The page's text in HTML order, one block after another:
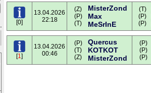
[0]
13.04.2026
22:18
(Z)
(P)
(T)
MisterZond
Max
MeSrInE
(T)
(P)
(P)
[1]
13.04.2026
00:46
(P)
(T)
(Z)
Quercus
KOTKOT
MisterZond
(P)
(P)
(P)